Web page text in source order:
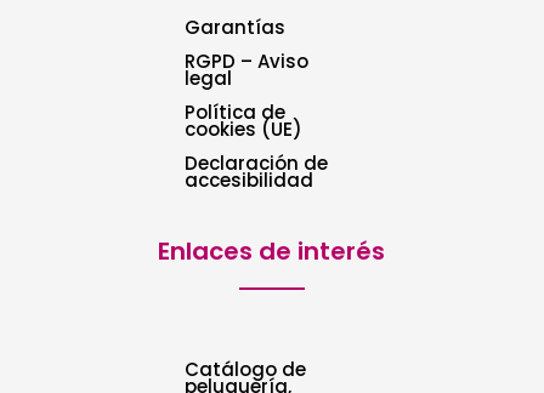
Garantías
RGPD – Aviso
legal
Política de
cookies (UE)
Declaración de
accesibilidad
Enlaces de interés
Catálogo de
peluquería,